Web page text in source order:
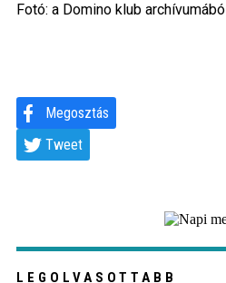
Fotó: a Domino klub archívumából
Megosztás
Tweet
LEGOLVASOTTABB